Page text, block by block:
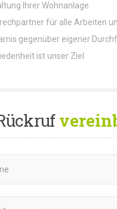
Ihrer Wohnanlage
für alle Arbeiten
gegenüber eigener
ist unser Ziel